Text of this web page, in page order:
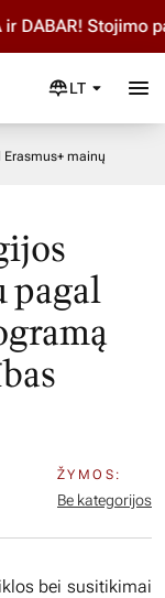
Stojimo
LT
mainų
pagal
ŽYMOS:
Be kategorijos
bei susitikimai